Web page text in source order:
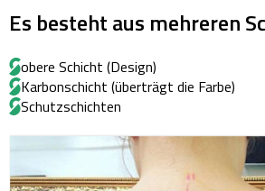
Es besteht aus mehreren
obere Schicht (Design)
Karbonschicht (überträgt die Farbe)
Schutzschichten